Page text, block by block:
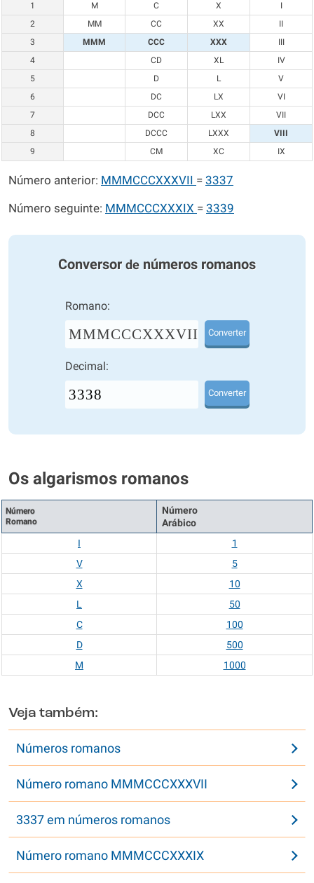
1
M C X
I
2
MM CC XX
II
3
MMM CCC XXX
III
4
CD XL
IV
5
D L
V
6
DC LX
VI
7
DCC LXX
VII
8
DCCC LXXX
VIII
9
CM XC IX
Número anterior: MMMCCCXXXVII = 3337
Número seguinte: MMMCCCXXXIX = 3339
Conversor de números romanos
Romano:
MMMCCCXXXVIII Converter
Decimal:
Converter
Os algarismos romanos
Número
Romano
Número
Arábico
I
1
V
5
X
10
L
50
C
100
D
500
M
1000
Veja também:
Números romanos
Número romano MMMCCCXXXVII
3337 em números romanos
Número romano MMMCCCXXXIX